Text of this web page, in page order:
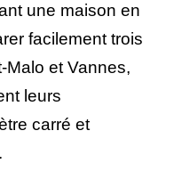
une maison en
facilement trois
Malo et Vannes,
leurs
carré et